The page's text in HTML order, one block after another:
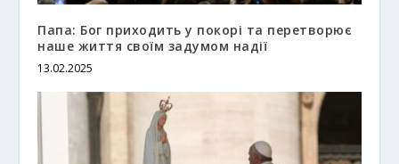
Папа: Бог приходить у покорі та перетворює
наше життя своїм задумом надії
13.02.2025